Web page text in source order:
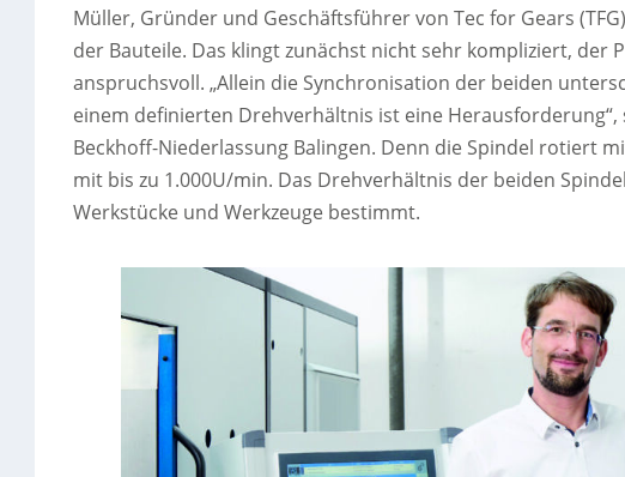
Müller, Gründer und Geschäftsführer von Tec for Gears
der Bauteile. Das klingt zunächst nicht sehr kompliziert, der
anspruchsvoll. „Allein die Synchronisation der beiden
einem definierten Drehverhältnis ist eine
Beckhoff-Niederlassung Balingen. Denn die Spindel rotiert
mit bis zu 1.000U/min. Das Drehverhältnis der beiden
Werkstücke und Werkzeuge bestimmt.